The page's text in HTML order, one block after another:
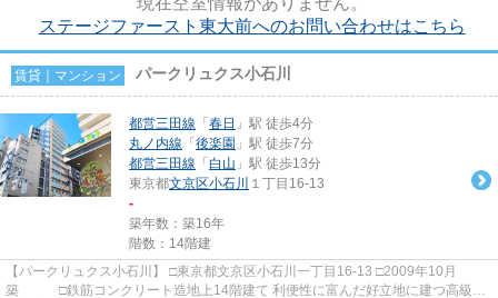
ステージファースト東大前へのお問い合わせはこちら
賃貸｜マンション パークリュクス小石川
都営三田線 「 春日 」駅 徒歩4分
丸ノ内線 「 後楽園 」駅 徒歩7分
都営三田線 「 白山 」駅 徒歩13分
東京都文京区小石川 １丁目16-13
-
築年数：築16年
階数：14階建
【パークリュクス小石川】 □東京都文京区小石川一丁目16-13 □2009年10月
築 □鉄筋コンクリート造地上14階建て 利便性に富んだ好立地に建つ高級分